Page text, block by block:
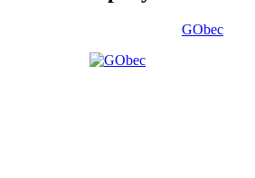
GObec